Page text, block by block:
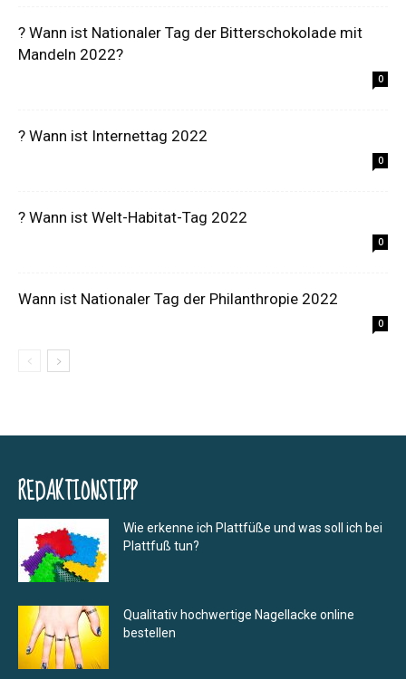
? Wann ist Nationaler Tag der Bitterschokolade mit
Mandeln 2022?
0
? Wann ist Internettag 2022
0
? Wann ist Welt-Habitat-Tag 2022
0
Wann ist Nationaler Tag der Philanthropie 2022
0
REDAKTIONSTIPP
Wie erkenne ich Plattfüße und was soll ich bei
Plattfuß tun?
Qualitativ hochwertige Nagellacke online
bestellen